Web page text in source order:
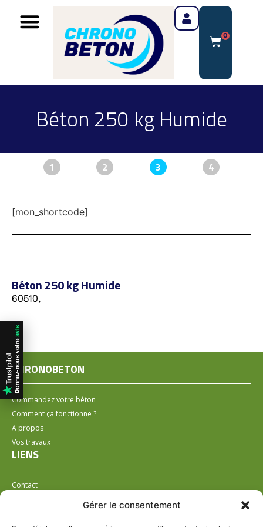
Gérer le consentement
0
Béton 250 kg Humide
1 2 3 4
[mon_shortcode]
Béton 250 kg Humide
60510,
CHRONOBETON
Commandez votre béton
Comment ça fonctionne ?
A propos
Vos travaux
LIENS
Contact